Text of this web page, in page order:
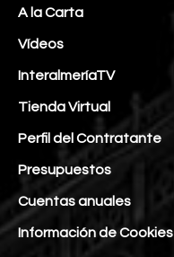
A la Carta
Vídeos
InteralmeríaTV
Tienda Virtual
Perfil del Contratante
Presupuestos
Cuentas anuales
Información de Cookies